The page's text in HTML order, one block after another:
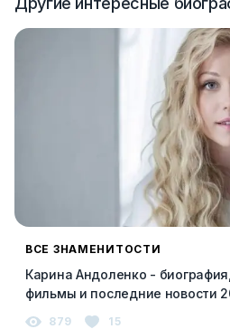
ВСЕ ЗНАМЕНИТОСТИ
Карина Андоленко -
фильмы и последние новости
879 15